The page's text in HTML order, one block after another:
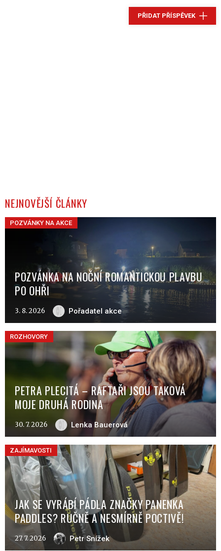
PŘIDAT PŘÍSPĚVEK
NEJNOVĚJŠÍ ČLÁNKY
POZVÁNKY NA AKCE
POZVÁNKA NA NOČNÍ ROMANTICKOU PLAVBU
PO OHŘI
3. 8. 2026 Pořadatel akce
ROZHOVORY
PETRA PLECITÁ – RAFTAŘI JSOU TAKOVÁ
MOJE DRUHÁ RODINA
30. 7. 2026 Lenka Bauerová
ZAJÍMAVOSTI
JAK SE VYRÁBÍ PÁDLA ZNAČKY PANENKA
PADDLES? RUČNĚ A NESMÍRNĚ POCTIVĚ!
27. 7. 2026 Petr Snížek